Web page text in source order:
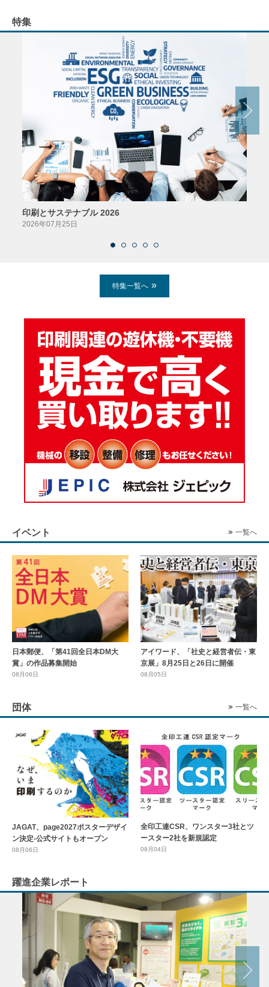
特集
印刷とサステナブル 2026
2026年07月25日
特集一覧へ
イベント 一覧へ
日本郵便、「第41回全日本DM大
賞」の作品募集開始
08月06日
アイワード、「社史と経営者伝・東
京展」8月25日と26日に開催
08月05日
団体 一覧へ
JAGAT、page2027ポスターデザイ
ン決定-公式サイトもオープン
08月06日
全印工連CSR、ワンスター3社とツ
ースター2社を新規認定
08月04日
躍進企業レポート